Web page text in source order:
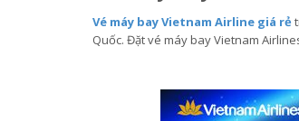
Vé máy bay Vietnam Airline giá rẻ
Quốc. Đặt vé máy bay Vietnam